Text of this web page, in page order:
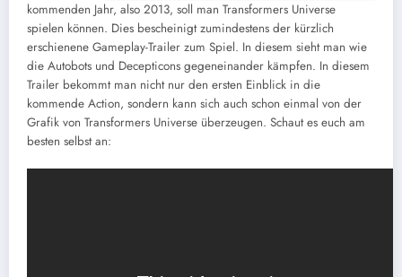
kommenden Jahr, also 2013, soll man Transformers Universe
spielen können. Dies bescheinigt zumindestens der kürzlich
erschienene Gameplay-Trailer zum Spiel. In diesem sieht man wie
die Autobots und Decepticons gegeneinander kämpfen. In diesem
Trailer bekommt man nicht nur den ersten Einblick in die
kommende Action, sondern kann sich auch schon einmal von der
Grafik von Transformers Universe überzeugen. Schaut es euch am
besten selbst an: